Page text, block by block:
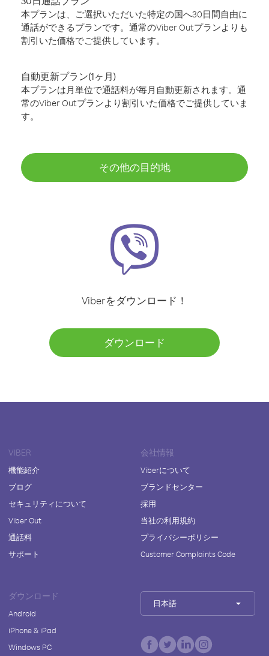
本プランは、ご選択いただいた特定の国へ30日間自由に
通話ができるプランです。通常のViber Outプランよりも
割引いた価格でご提供しています。
自動更新プラン(1ヶ月)
本プランは月単位で通話料が毎月自動更新されます。通
常のViber Outプランより割引いた価格でご提供していま
す。
その他の目的地
Viberをダウンロード！
ダウンロード
VIBER
機能紹介
ブログ
セキュリティについて
Viber Out
通話料
サポート
会社情報
Viberについて
ブランドセンター
採用
当社の利用規約
プライバシーポリシー
Customer Complaints Code
ダウンロード
Android
iPhone & iPad
Windows PC
日本語